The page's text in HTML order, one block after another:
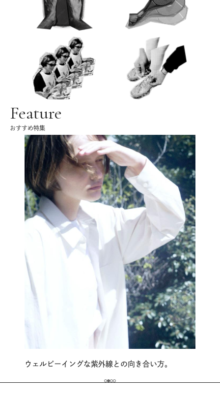
Feature
おすすめ特集
ウェルビーイングな紫外線との向き合い方。